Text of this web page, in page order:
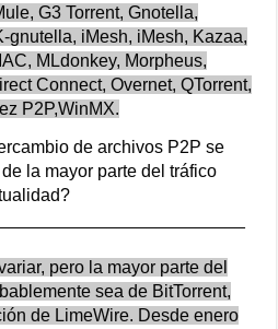
G3 Torrent, Gnotella,
gnutella, iMesh, iMesh, Kazaa,
MLdonkey, Morpheus,
Connect, Overnet, QTorrent,
P2P,WinMX.
de archivos P2P se
la mayor parte del tráfico
pero la mayor parte del
sea de BitTorrent,
de LimeWire. Desde enero